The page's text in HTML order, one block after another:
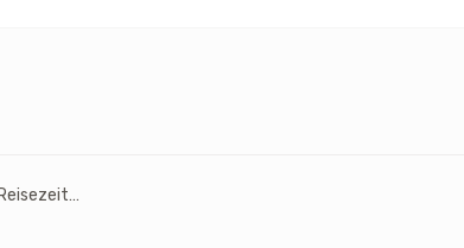
Andalusien im Frühling 2026: Beste Reisezeit für Sonne, Kultur & Genuss